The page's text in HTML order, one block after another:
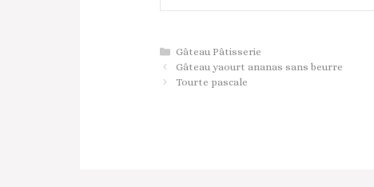
Catégories
Gâteau Pâtisserie
Gâteau yaourt ananas sans beurre
Tourte pascale